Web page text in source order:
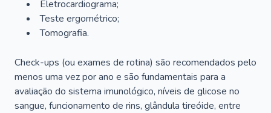
Eletrocardiograma;
Teste ergométrico;
Tomografia.
Check-ups (ou exames de rotina) são recomendados pelo
menos uma vez por ano e são fundamentais para a
avaliação do sistema imunológico, níveis de glicose no
sangue, funcionamento de rins, glândula tireóide, entre